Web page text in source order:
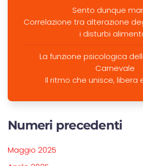
Sento dunque
Correlazione tra alterazione
i disturbi
La funzione psicologica
Carnevale
Il ritmo che unisce, libera
Numeri precedenti
Maggio 2025